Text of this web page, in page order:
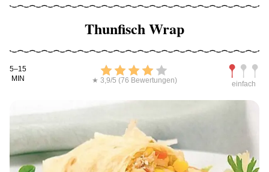
Thunfisch Wrap
Kochdauer
5–15
MIN
Bewerten
★ 3,9/5 (76 Bewertungen) einfach